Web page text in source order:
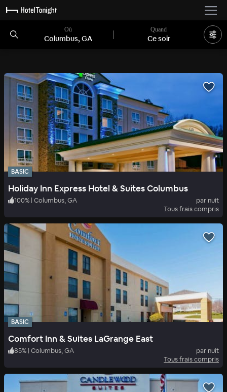
Où
Columbus, GA
Quand
Ce soir
BASIC
Holiday Inn Express Hotel & Suites Columbus
100% | Columbus, GA
par nuit
Tous frais compris
BASIC
Comfort Inn & Suites LaGrange East
85% | Columbus, GA
par nuit
Tous frais compris